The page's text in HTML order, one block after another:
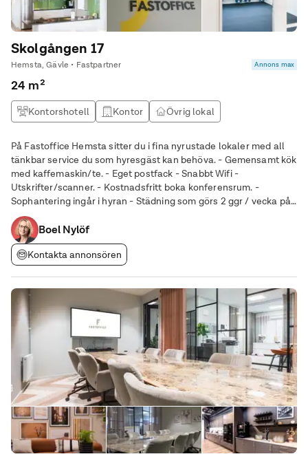
Skolgången 17
Hemsta, Gävle • Fastpartner Annons max
24 m²
Kontorshotell Kontor Övrig lokal
På Fastoffice Hemsta sitter du i fina nyrustade lokaler med all
tänkbar service du som hyresgäst kan behöva. - Gemensamt kök
med kaffemaskin/te. - Eget postfack - Snabbt Wifi -
Utskrifter/scanner. - Kostnadsfritt boka konferensrum. -
Sophantering ingår i hyran - Städning som görs 2 ggr / vecka på
allmänna utrymmen. - Fri parkering alldeles utanför - Tillgång
till kontoret 7 dagar i
Boel Nylöf
Kontakta annonsören